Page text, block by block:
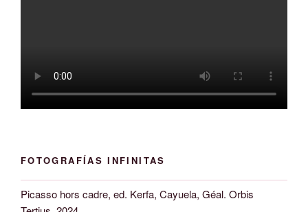
FOTOGRAFÍAS INFINITAS
Picasso hors cadre, ed. Kerfa, Cayuela, Géal. Orbis